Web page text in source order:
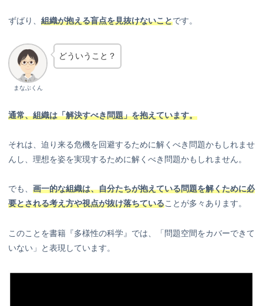
ずばり、 組織が抱える盲点を見抜けないことです。
まなぶくん
どういうこと？
通常、組織は「解決すべき問題」を抱えています。
それは、迫り来る危機を回避するために解くべき問題かもしれませ
んし、理想を姿を実現するために解くべき問題かもしれません。
でも、 画一的な組織は、自分たちが抱えている問題を解くために必
要とされる考え方や視点が抜け落ちていることが多々あります。
このことを書籍『多様性の科学』では、「問題空間をカバーできて
いない」と表現しています。